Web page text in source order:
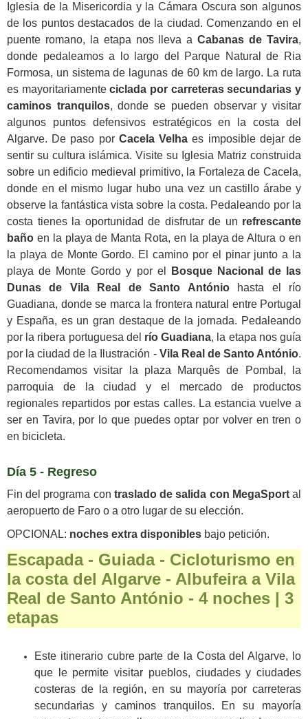
Iglesia de la Misericordia y la Cámara Oscura son algunos
de los puntos destacados de la ciudad. Comenzando en el
puente romano, la etapa nos lleva aCabanas de Tavira,
donde pedaleamos a lo largo del Parque Natural de Ria
Formosa, un sistema de lagunas de 60 km de largo. La ruta
es mayoritariamenteciclada por carreteras secundarias y
caminos tranquilos, donde se pueden observar y visitar
algunos puntos defensivos estratégicos en la costa del
Algarve. De paso por Cacela Velha es imposible dejar de
sentir su cultura islámica. Visite su Iglesia Matriz construida
sobre un edificio medieval primitivo, la Fortaleza de Cacela,
donde en el mismo lugar hubo una vez un castillo árabe y
observe la fantástica vista sobre la costa. Pedaleando por la
costa tienes la oportunidad de disfrutar de un refrescante
baño en la playa de Manta Rota, en la playa de Altura o en
la playa de Monte Gordo. El camino por el pinar junto a la
playa de Monte Gordo y por el
Bosque Nacional de las
Dunas de Vila Real de Santo Antóniohasta el río
Guadiana, donde se marca la frontera natural entre Portugal
y España, es un gran destaque de la jornada. Pedaleando
por la ribera portuguesa del río Guadiana, la etapa nos guía
por la ciudad de la Ilustración -Vila Real de Santo António.
Recomendamos visitar la plaza Marquês de Pombal, la
parroquia de la ciudad y el mercado de productos
regionales repartidos por estas calles. La estancia vuelve a
ser en Tavira, por lo que puedes optar por volver en tren o
en bicicleta.
Día 5 - Regreso
Fin del programa con traslado de salida con MegaSportal
aeropuerto de Faro o a otro lugar de su elección.
OPCIONAL: noches extra disponibles bajo petición.
Escapada - Guiada - Cicloturismo en
la costa del Algarve - Albufeira a Vila
Real de Santo António - 4 noches | 3
etapas
Este itinerario cubre parte de la Costa del Algarve, lo
que le permite visitar pueblos, ciudades y ciudades
costeras de la región, en su mayoría por carreteras
secundarias y caminos tranquilos. En su mayoría